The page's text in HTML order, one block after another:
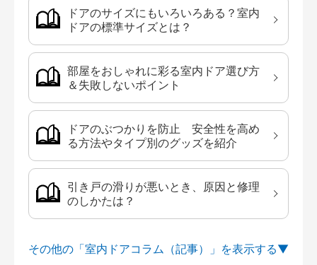
ドアのサイズにもいろいろある？室内
ドアの標準サイズとは？
部屋をおしゃれに彩る室内ドア選び方
＆失敗しないポイント
ドアのぶつかりを防止 安全性を高め
る方法やタイプ別のグッズを紹介
引き戸の滑りが悪いとき、原因と修理
のしかたは？
その他の「室内ドアコラム（記事）」を